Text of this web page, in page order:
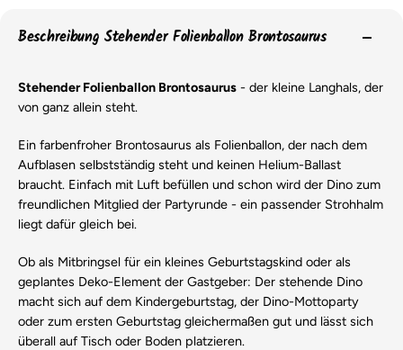
Beschreibung Stehender Folienballon Brontosaurus
Stehender Folienballon Brontosaurus - der kleine Langhals, der
von ganz allein steht.
Ein farbenfroher Brontosaurus als Folienballon, der nach dem
Aufblasen selbstständig steht und keinen Helium-Ballast
braucht. Einfach mit Luft befüllen und schon wird der Dino zum
freundlichen Mitglied der Partyrunde - ein passender Strohhalm
liegt dafür gleich bei.
Ob als Mitbringsel für ein kleines Geburtstagskind oder als
geplantes Deko-Element der Gastgeber: Der stehende Dino
macht sich auf dem Kindergeburtstag, der Dino-Mottoparty
oder zum ersten Geburtstag gleichermaßen gut und lässt sich
überall auf Tisch oder Boden platzieren.